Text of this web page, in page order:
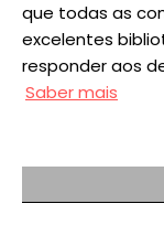
que todas as
excelentes
responder aos
Saber mais